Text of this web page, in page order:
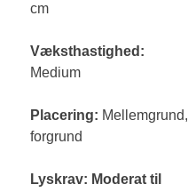
cm
Væksthastighed:
Medium
Placering: Mellemgrund,
forgrund
Lyskrav: Moderat til